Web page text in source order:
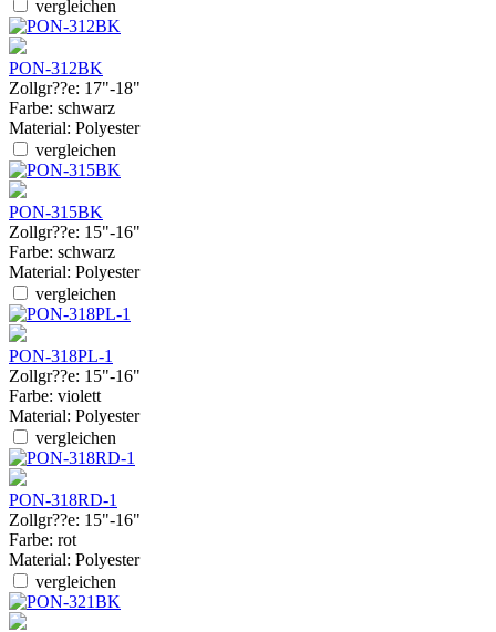
vergleichen
PON-312BK
Zollgr??e: 17"-18"
Farbe: schwarz
Material: Polyester
vergleichen
PON-315BK
Zollgr??e: 15"-16"
Farbe: schwarz
Material: Polyester
vergleichen
PON-318PL-1
Zollgr??e: 15"-16"
Farbe: violett
Material: Polyester
vergleichen
PON-318RD-1
Zollgr??e: 15"-16"
Farbe: rot
Material: Polyester
vergleichen